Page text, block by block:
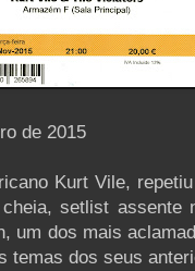
de 2015
Kurt Vile,
setlist assente
um dos mais
temas dos seus